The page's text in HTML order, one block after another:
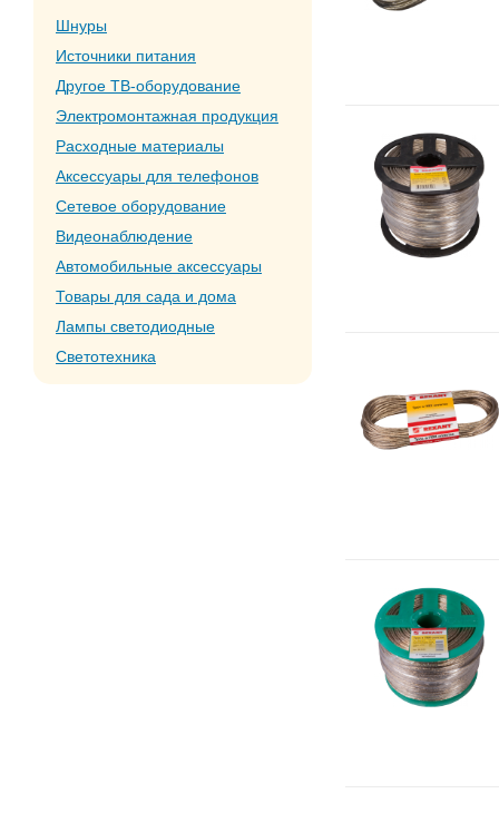
Шнуры
Источники питания
Другое ТВ-оборудование
Электромонтажная продукция
Расходные материалы
Аксессуары для телефонов
Сетевое оборудование
Видеонаблюдение
Автомобильные аксессуары
Товары для сада и дома
Лампы светодиодные
Светотехника